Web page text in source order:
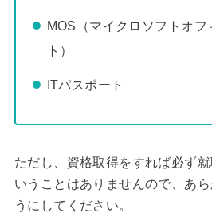
MOS（マイクロソフトオフ
ト）
ITパスポート
ただし、資格取得をすれば必ず
いうことはありませんので、あ
うにしてください。